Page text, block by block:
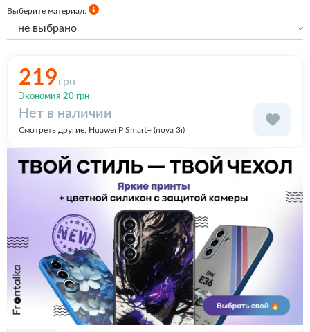
Выберите материал:
не выбрано
Силиконовый с бортами
219грн
Экономия 20 грн
Нет в наличии
Смотреть другие: Huawei P Smart+ (nova 3i)